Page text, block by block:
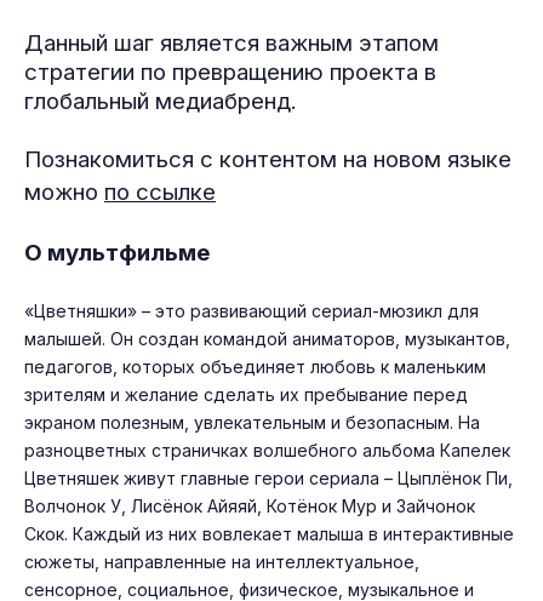
Данный шаг является важным этапом
стратегии по превращению проекта в
глобальный медиабренд.
Познакомиться с контентом на новом языке
можно по ссылке
О мультфильме
«Цветняшки» – это развивающий сериал-мюзикл для
малышей. Он создан командой аниматоров, музыкантов,
педагогов, которых объединяет любовь к маленьким
зрителям и желание сделать их пребывание перед
экраном полезным, увлекательным и безопасным. На
разноцветных страничках волшебного альбома Капелек
Цветняшек живут главные герои сериала – Цыплёнок Пи,
Волчонок У, Лисёнок Айяяй, Котёнок Мур и Зайчонок
Скок. Каждый из них вовлекает малыша в интерактивные
сюжеты, направленные на интеллектуальное,
сенсорное, социальное, физическое, музыкальное и